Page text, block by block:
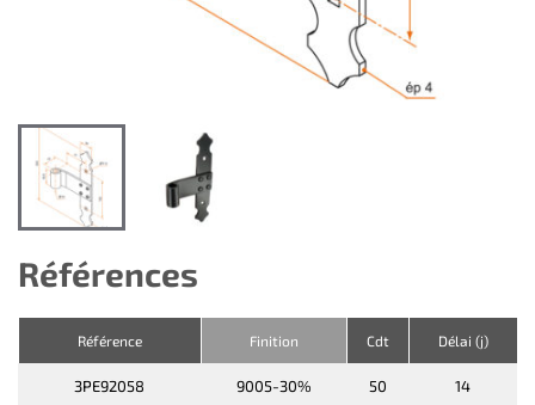
Références
Référence Finition Cdt Délai (j)
3PE92058 9005-30% 50 14